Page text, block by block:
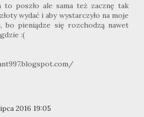
to poszło ale sama też zacznę tak
wydać i aby wystarczyło na moje
bo pieniądze się rozchodzą nawet
:(
2016 19:05